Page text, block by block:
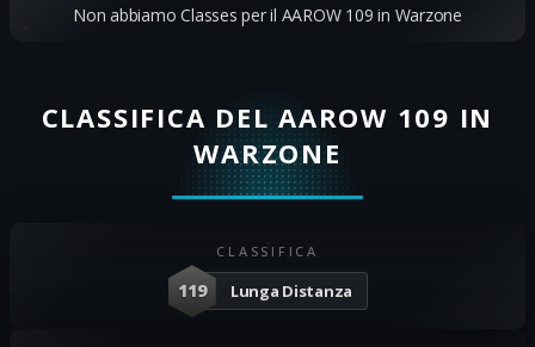
Non abbiamo Classes per il AAROW 109 in Warzone
CLASSIFICA DEL AAROW 109 IN
WARZONE
CLASSIFICA
119 Lunga Distanza